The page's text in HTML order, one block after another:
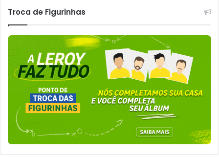
Troca de Figurinhas